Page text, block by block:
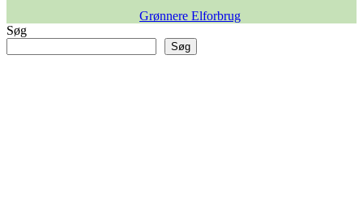
Grønnere Elforbrug
Søg
Søg